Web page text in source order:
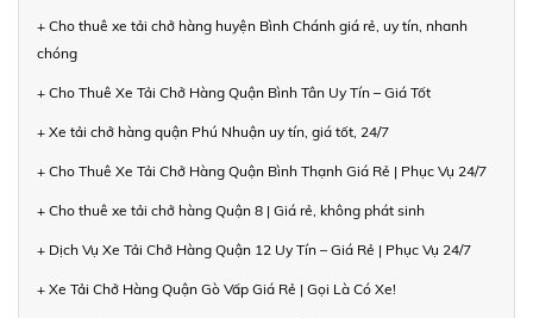
+ Cho thuê xe tải chở hàng huyện Bình Chánh giá rẻ, uy tín, nhanh
chóng
+ Cho Thuê Xe Tải Chở Hàng Quận Bình Tân Uy Tín – Giá Tốt
+ Xe tải chở hàng quận Phú Nhuận uy tín, giá tốt, 24/7
+ Cho Thuê Xe Tải Chở Hàng Quận Bình Thạnh Giá Rẻ | Phục Vụ 24/7
+ Cho thuê xe tải chở hàng Quận 8 | Giá rẻ, không phát sinh
+ Dịch Vụ Xe Tải Chở Hàng Quận 12 Uy Tín – Giá Rẻ | Phục Vụ 24/7
+ Xe Tải Chở Hàng Quận Gò Vấp Giá Rẻ | Gọi Là Có Xe!